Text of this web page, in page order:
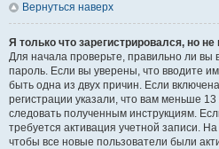
Вернуться наверх
Я только что зарегистрировался, но не
Для начала проверьте, правильно ли вы
пароль. Если вы уверены, что вводите
быть одна из двух причин. Если
регистрации указали, что вам меньше
следовать полученным инструкциям.
требуется активация учетной записи.
чтобы все новые пользователи были